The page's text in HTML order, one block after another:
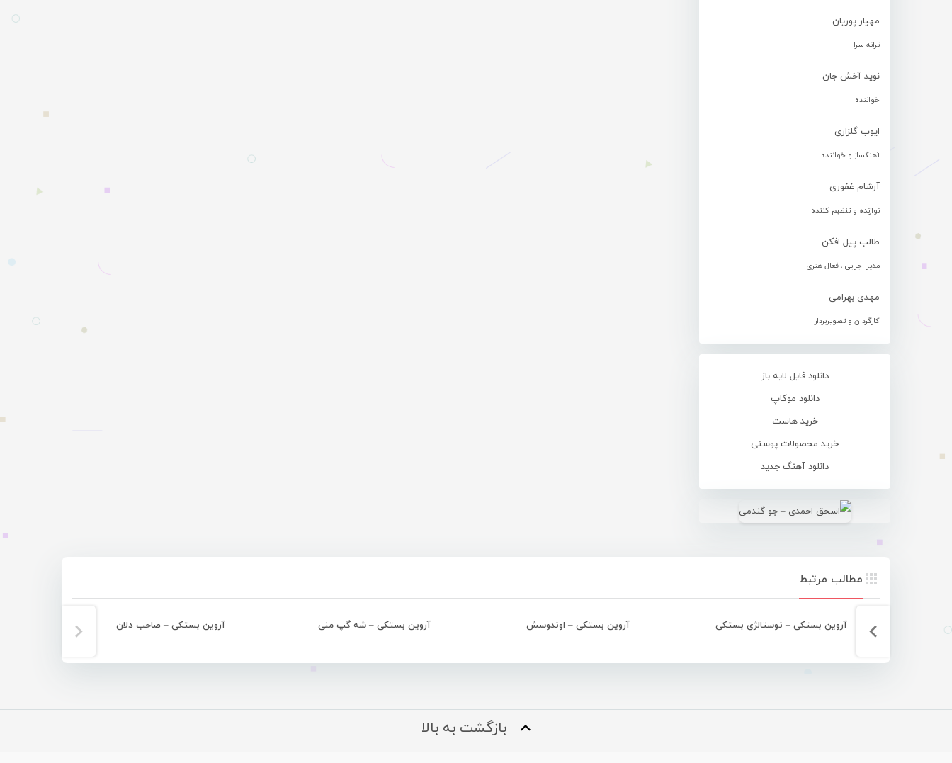
مهیار پوریان
ترانه سرا
نوید آخش جان
خواننده
ایوب گلزاری
آهنگساز و خواننده
آرشام غفوری
نوازنده و تنظیم کننده
طالب پیل افکن
مدیر اجرایی ، فعال هنری
مهدی بهرامی
کارگردان و تصویربردار
دانلود فایل لایه باز
دانلود موکاپ
خرید هاست
خرید محصولات پوستی
دانلود آهنگ جدید
مطالب مرتبط
آروین بستکی – نوستالژی بستکی آروین بستکی – اوندوسش آروین بستکی – شه گپ منی آروین بستکی – صاحب دلان
بازگشت به بالا